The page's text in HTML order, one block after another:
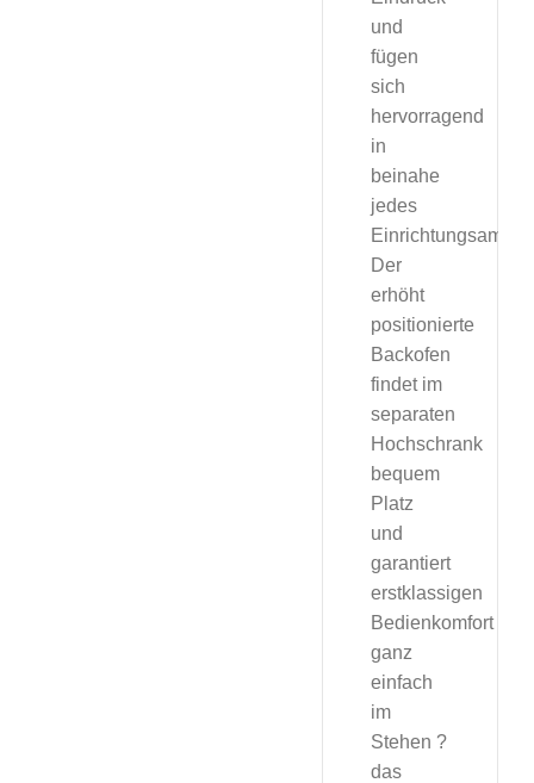
und
fügen
sich
hervorragend
in
beinahe
jedes
Der
erhöht
positionierte
Backofen
findet im
separaten
Hochschrank
bequem
Platz
und
garantiert
erstklassigen
Bedienkomfort
ganz
einfach
im
Stehen ?
das